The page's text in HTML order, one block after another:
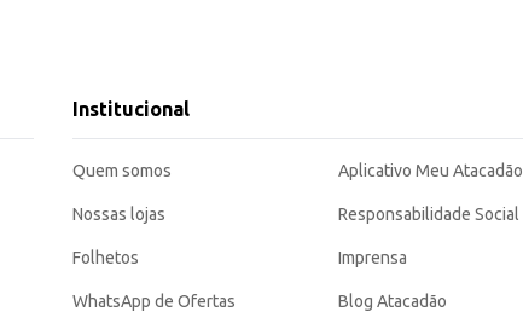
Institucional
Quem somos
Nossas lojas
Folhetos
WhatsApp de Ofertas
Aplicativo Meu Atacadão
Responsabilidade Social
Imprensa
Blog Atacadão